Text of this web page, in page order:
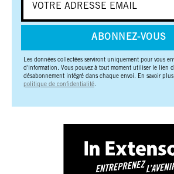
ABONNEZ-VOUS
Les données collectées serviront uniquement pour vous
d'information. Vous pouvez à tout moment utiliser le lien
désabonnement intégré dans chaque envoi. En savoir
politique de confidentialité.